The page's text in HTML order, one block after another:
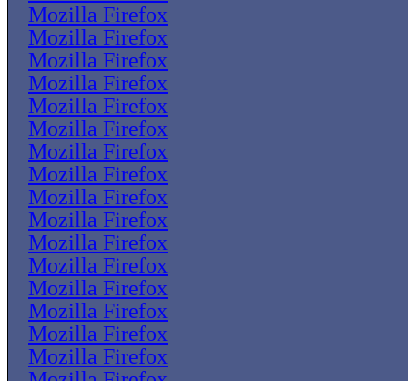
Mozilla Firefox
Mozilla Firefox
Mozilla Firefox
Mozilla Firefox
Mozilla Firefox
Mozilla Firefox
Mozilla Firefox
Mozilla Firefox
Mozilla Firefox
Mozilla Firefox
Mozilla Firefox
Mozilla Firefox
Mozilla Firefox
Mozilla Firefox
Mozilla Firefox
Mozilla Firefox